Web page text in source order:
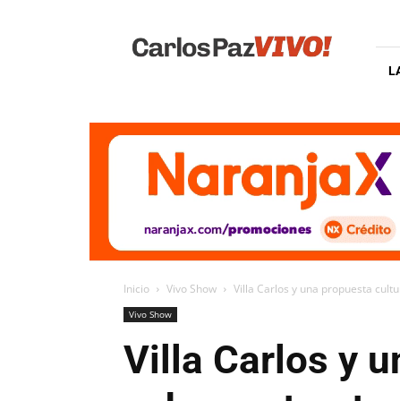
Vivo
Inicio Vivo Show Villa Carlos y una propuesta
Vivo Show
Villa Carlos y